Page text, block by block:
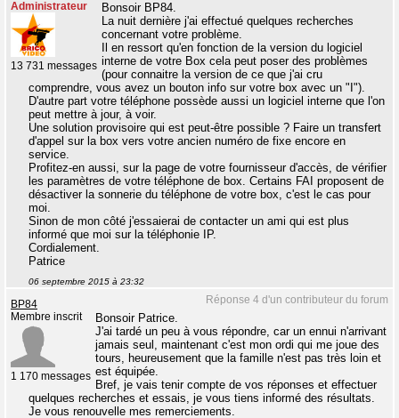
Administrateur
13 731 messages
Bonsoir BP84.
La nuit dernière j'ai effectué quelques recherches
concernant votre problème.
Il en ressort qu'en fonction de la version du logiciel
interne de votre Box cela peut poser des problèmes
(pour connaitre la version de ce que j'ai cru
comprendre, vous avez un bouton info sur votre box avec un "I").
D'autre part votre téléphone possède aussi un logiciel interne que l'on
peut mettre à jour, à voir.
Une solution provisoire qui est peut-être possible ? Faire un transfert
d'appel sur la box vers votre ancien numéro de fixe encore en
service.
Profitez-en aussi, sur la page de votre fournisseur d'accès, de vérifier
les paramètres de votre téléphone de box. Certains FAI proposent de
désactiver la sonnerie du téléphone de votre box, c'est le cas pour
moi.
Sinon de mon côté j'essaierai de contacter un ami qui est plus
informé que moi sur la téléphonie IP.
Cordialement.
Patrice
06 septembre 2015 à 23:32
Réponse 4 d'un contributeur du forum
BP84
Membre inscrit
1 170 messages
Bonsoir Patrice.
J'ai tardé un peu à vous répondre, car un ennui n'arrivant
jamais seul, maintenant c'est mon ordi qui me joue des
tours, heureusement que la famille n'est pas très loin et
est équipée.
Bref, je vais tenir compte de vos réponses et effectuer
quelques recherches et essais, je vous tiens informé des résultats.
Je vous renouvelle mes remerciements.